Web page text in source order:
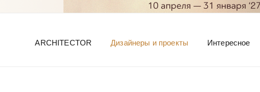
ARCHITECTOR Дизайнеры и проекты Интересное